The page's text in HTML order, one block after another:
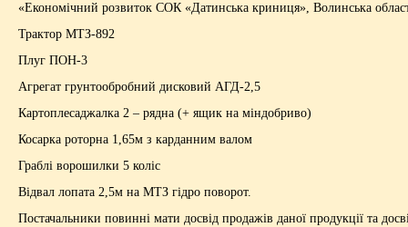
«Економічний розвиток СОК «Датинська криниця», Волинська
Трактор МТЗ-892
Плуг ПОН-3
Агрегат грунтообробний дисковий АГД-2,5
Картоплесаджалка 2 – рядна (+ ящик на міндобриво)
Косарка роторна 1,65м з карданним валом
Граблі ворошилки 5 коліс
Відвал лопата 2,5м на МТЗ гідро поворот.
Постачальники повинні мати досвід продажів даної продукції та